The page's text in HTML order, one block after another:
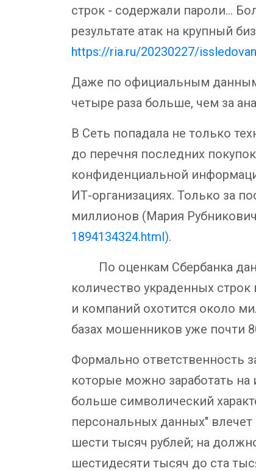
строк - содержали пароли…
результате атак на крупный
https://ria.ru/20230227/
Даже по официальным данным
четыре раза больше, чем за
В Сеть попадала не только
до перечня последних
конфиденциальной
ИТ-организациях. Только за
миллионов (Мария
1894134324.html).
По оценкам Сбербанка
количество украденных
и компаний охотится около
базах мошенников уже почти
Формально ответственность
которые можно заработать
больше символический
персональных данных"
шести тысяч рублей; на
шестидесяти тысяч до ста